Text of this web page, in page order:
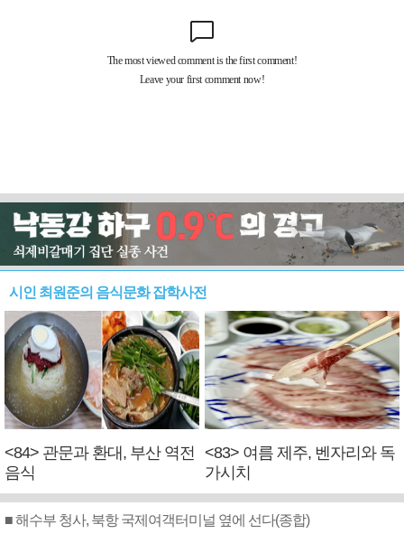
시인 최원준의 음식문화 잡학사전
<84> 관문과 환대, 부산 역전
음식
<83> 여름 제주, 벤자리와 독
가시치
■ 해수부 청사, 북항 국제여객터미널 옆에 선다(종합)